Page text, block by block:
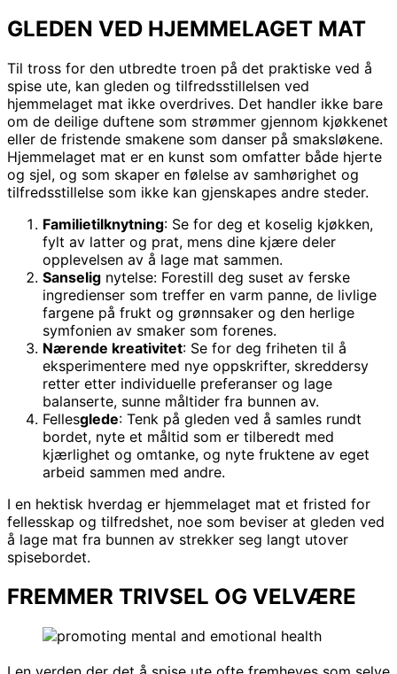
GLEDEN VED HJEMMELAGET MAT
Til tross for den utbredte troen på det praktiske ved å
spise ute, kan gleden og tilfredsstillelsen ved
hjemmelaget mat ikke overdrives. Det handler ikke bare
om de deilige duftene som strømmer gjennom kjøkkenet
eller de fristende smakene som danser på smaksløkene.
Hjemmelaget mat er en kunst som omfatter både hjerte
og sjel, og som skaper en følelse av samhørighet og
tilfredsstillelse som ikke kan gjenskapes andre steder.
Familietilknytning: Se for deg et koselig kjøkken,
fylt av latter og prat, mens dine kjære deler
opplevelsen av å lage mat sammen.
Sanselig nytelse: Forestill deg suset av ferske
ingredienser som treffer en varm panne, de livlige
fargene på frukt og grønnsaker og den herlige
symfonien av smaker som forenes.
Nærende kreativitet: Se for deg friheten til å
eksperimentere med nye oppskrifter, skreddersy
retter etter individuelle preferanser og lage
balanserte, sunne måltider fra bunnen av.
Fellesglede: Tenk på gleden ved å samles rundt
bordet, nyte et måltid som er tilberedt med
kjærlighet og omtanke, og nyte fruktene av eget
arbeid sammen med andre.
I en hektisk hverdag er hjemmelaget mat et fristed for
fellesskap og tilfredshet, noe som beviser at gleden ved
å lage mat fra bunnen av strekker seg langt utover
spisebordet.
FREMMER TRIVSEL OG VELVÆRE